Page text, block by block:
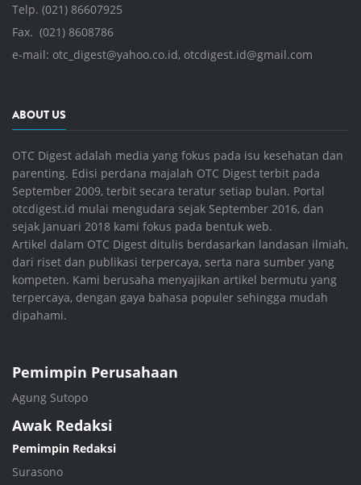
Telp. (021) 86607925
Fax. (021) 8608786
e-mail: otc_digest@yahoo.co.id, otcdigest.id@gmail.com
ABOUT US
OTC Digest adalah media yang fokus pada isu kesehatan dan
parenting. Edisi perdana majalah OTC Digest terbit pada
September 2009, terbit secara teratur setiap bulan. Portal
otcdigest.id mulai mengudara sejak September 2016, dan
sejak Januari 2018 kami fokus pada bentuk web.
Artikel dalam OTC Digest ditulis berdasarkan landasan ilmiah,
dari riset dan publikasi terpercaya, serta nara sumber yang
kompeten. Kami berusaha menyajikan artikel bermutu yang
terpercaya, dengan gaya bahasa populer sehingga mudah
dipahami.
Pemimpin Perusahaan
Agung Sutopo
Awak Redaksi
Pemimpin Redaksi
Surasono